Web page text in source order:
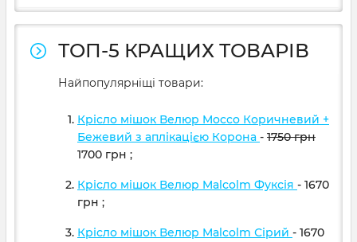
ТОП-5 КРАЩИХ ТОВАРІВ
Найпопулярніщі товари:
Крісло мішок Велюр Mocco Коричневий +
Бежевий з аплікацією Корона - 1750грн
1700 грн ;
Крісло мішок Велюр Malcolm Фуксія - 1670
грн ;
Крісло мішок Велюр Malcolm Сірий - 1670